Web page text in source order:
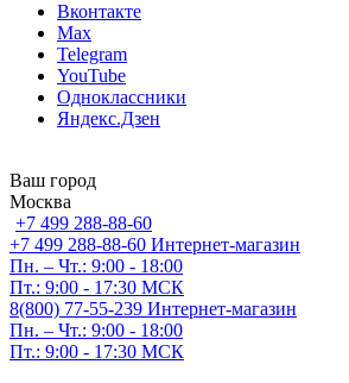
Вконтакте
Max
Telegram
YouTube
Одноклассники
Яндекс.Дзен
Ваш город
Москва
+7 499 288-88-60
+7 499 288-88-60 Интернет-магазин
Пн. – Чт.: 9:00 - 18:00
Пт.: 9:00 - 17:30 МСК
8(800) 77-55-239 Интернет-магазин
Пн. – Чт.: 9:00 - 18:00
Пт.: 9:00 - 17:30 МСК